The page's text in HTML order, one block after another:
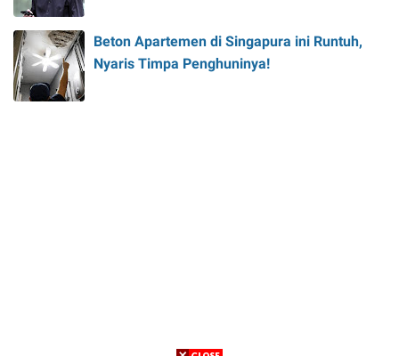
Beton Apartemen di Singapura ini Runtuh,
Nyaris Timpa Penghuninya!